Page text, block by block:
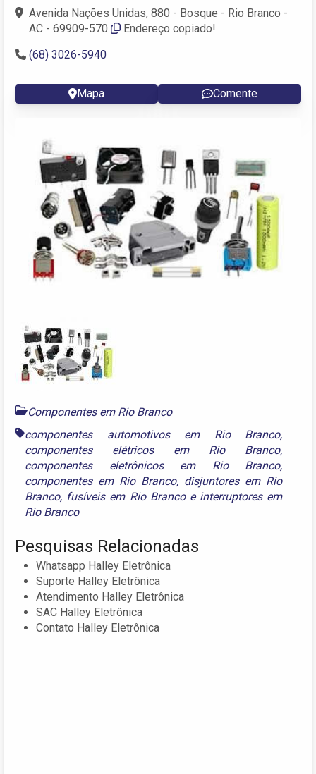
Avenida Nações Unidas, 880 - Bosque - Rio Branco -
AC - 69909-570
Endereço copiado!
(68) 3026-5940
Mapa Comente
Componentes em Rio Branco
componentes automotivos em Rio Branco,
componentes elétricos em Rio Branco,
componentes eletrônicos em Rio Branco,
componentes em Rio Branco, disjuntores em Rio
Branco, fusíveis em Rio Brancoe interruptores em
Rio Branco
Pesquisas Relacionadas
Whatsapp Halley Eletrônica
Suporte Halley Eletrônica
Atendimento Halley Eletrônica
SAC Halley Eletrônica
Contato Halley Eletrônica